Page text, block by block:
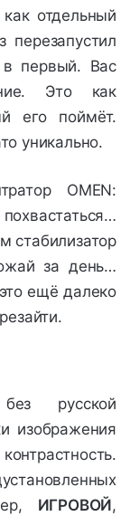
отдельный
перезапустил
первый. Вас
Это как
его поймёт.
уникально.
OMEN:
стабилизатор
за день…
ещё далеко
русской
изображения
ИГРОВОЙ,